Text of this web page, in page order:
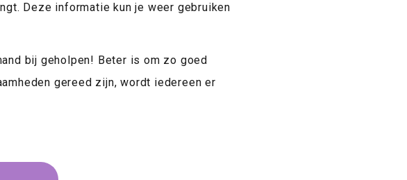
Deze informatie kun je weer gebruiken
bij geholpen! Beter is om zo goed
gereed zijn, wordt iedereen er